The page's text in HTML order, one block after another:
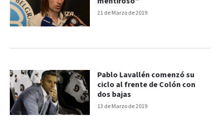
21 de Marzo de 2019
13 de Marzo de 2019
Pablo Lavallén comenzó su
ciclo al frente de Colón con
dos bajas